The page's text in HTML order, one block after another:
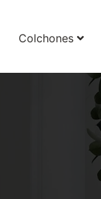
Colchones